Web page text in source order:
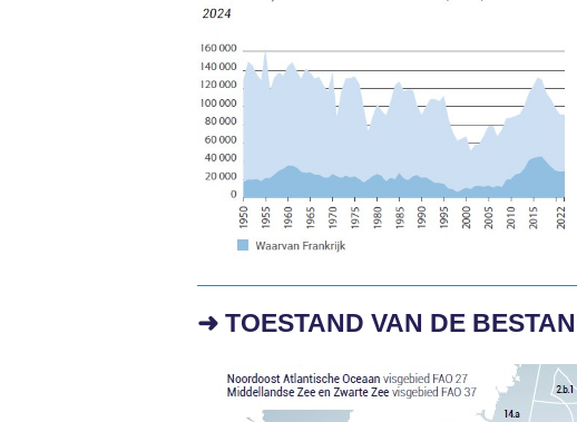
➜ TOESTAND VAN DE